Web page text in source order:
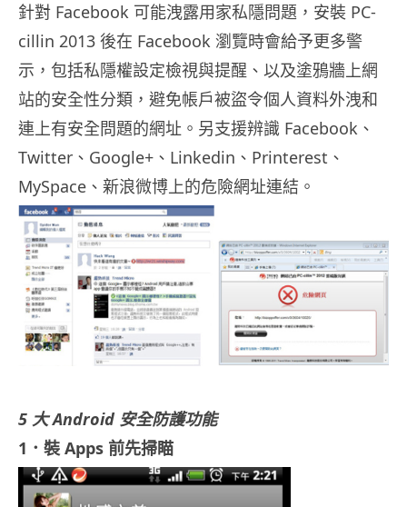
針對 Facebook 可能洩露用家私隱問題，安裝 PC-
cillin 2013 後在 Facebook 瀏覽時會給予更多警
示，包括私隱權設定檢視與提醒、以及塗鴉牆上網
站的安全性分類，避免帳戶被盜令個人資料外洩和
連上有安全問題的網址。另支援辨識 Facebook、
Twitter、Google+、Linkedin、Printerest、
MySpace、新浪微博上的危險網址連結。
5 大 Android 安全防護功能
1．裝 Apps 前先掃瞄